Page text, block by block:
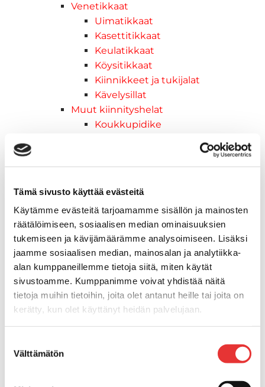
Tämä sivusto käyttää evästeitä
Käytämme evästeitä tarjoamamme sisällön ja mainosten
räätälöimiseen, sosiaalisen median ominaisuuksien
tukemiseen ja kävijämäärämme analysoimiseen. Lisäksi
jaamme sosiaalisen median, mainosalan ja analytiikka-
alan kumppaneillemme tietoja siitä, miten käytät
sivustoamme. Kumppanimme voivat yhdistää näitä
tietoja muihin tietoihin, joita olet antanut heille tai joita on
kerätty, kun olet käyttänyt heidän palvelujaan.
valinta
Välttämätön
Venetikkaat
Uimatikkaat
Kasettitikkaat
Keulatikkaat
Köysitikkaat
Kiinnikkeet ja tukijalat
Kävelysillat
Muut kiinnityshelat
Koukkupidike
Tuulilasin kiinnike
Törmäyslista
Kansikate
Reuna- ja ikkunalistat
Alumiinilistat
Kävelysillat ja Taavetit
Kiinnitysvarret
SUP-laudan telineet
Kuljetusrampit
Askelmat